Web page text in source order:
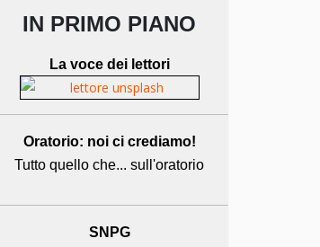
IN PRIMO PIANO
La voce dei lettori
Oratorio: noi ci crediamo!
Tutto quello che... sull'oratorio
SNPG